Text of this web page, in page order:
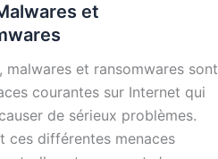
et
malwares et ransomwares sont
courantes sur Internet qui
de sérieux problèmes.
ces différentes menaces